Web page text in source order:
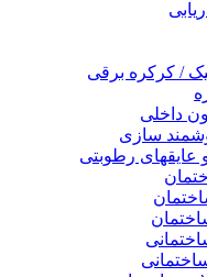
/ کرکره برقی
داخلی
سازی
و عایقهای رطوبتی